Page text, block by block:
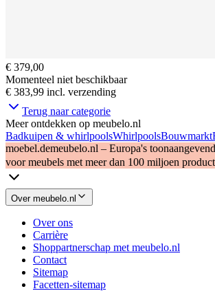
€ 379,00
Momenteel niet beschikbaar
€ 383,99 incl. verzending
Terug naar categorie
Meer ontdekken op meubelo.nl
Badkuipen & whirlpoolsWhirlpoolsBouwmarkt
moebel.demeubelo.nl – Europa's
voor meubels met meer dan 100 miljoen
Over meubelo.nl
Over ons
Carrière
Shoppartnerschap met meubelo.nl
Contact
Sitemap
Facetten-sitemap